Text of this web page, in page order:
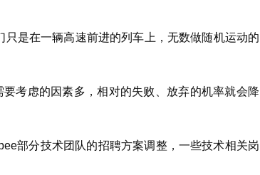
是在一辆高速前进的列车上，无数做随机运动的
考虑的因素多，相对的失败、放弃的机率就会降
部分技术团队的招聘方案调整，一些技术相关岗